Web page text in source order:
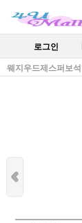
로그인
웨지우드제스퍼보